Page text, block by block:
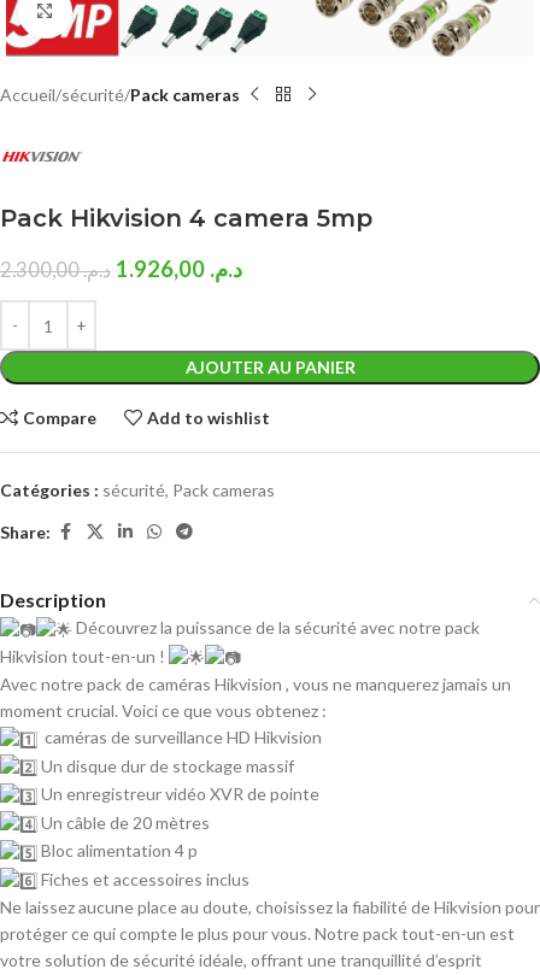
Click to enlarge
Accueil sécurité Pack cameras
Pack Hikvision 4 camera 5mp
د.م.2.300,00 د.م.
AJOUTER AU PANIER
Compare Add to wishlist
Catégories : sécurité, Pack cameras
Share:
Description
Découvrez la puissance de la sécurité avec notre pack
Hikvision tout-en-un !
Avec notre pack de caméras Hikvision , vous ne manquerez jamais un
moment crucial. Voici ce que vous obtenez :
caméras de surveillance HD Hikvision
Un disque dur de stockage massif
Un enregistreur vidéo XVR de pointe
Un câble de 20 mètres
Bloc alimentation 4 p
Fiches et accessoires inclus
Ne laissez aucune place au doute, choisissez la fiabilité de Hikvision pour
protéger ce qui compte le plus pour vous. Notre pack tout-en-un est
votre solution de sécurité idéale, offrant une tranquillité d’esprit